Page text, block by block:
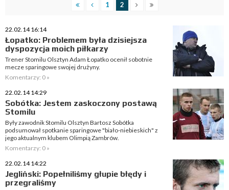
1 2
22.02.14 16:14
Łopatko: Problemem była dzisiejsza
dyspozycja moich piłkarzy
Trener Stomilu Olsztyn Adam Łopatko ocenił sobotnie
mecze sparingowe swojej drużyny.
Komentarzy: 0 »
22.02.14 14:29
Sobótka: Jestem zaskoczony postawą
Stomilu
Były zawodnik Stomilu Olsztyn Bartosz Sobótka
podsumował spotkanie sparingowe "biało-niebieskich" z
jego aktualnym klubem Olimpią Zambrów.
Komentarzy: 0 »
22.02.14 14:22
Jegliński: Popełniliśmy głupie błędy i
przegraliśmy